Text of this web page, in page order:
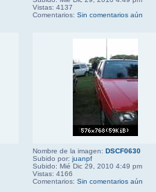
Vistas: 4137
Comentarios: Sin comentarios aún
Nombre de la imagen: DSCF0630
Subido por: juanpf
Subido: Mié Dic 29, 2010 4:49 pm
Vistas: 4166
Comentarios: Sin comentarios aún